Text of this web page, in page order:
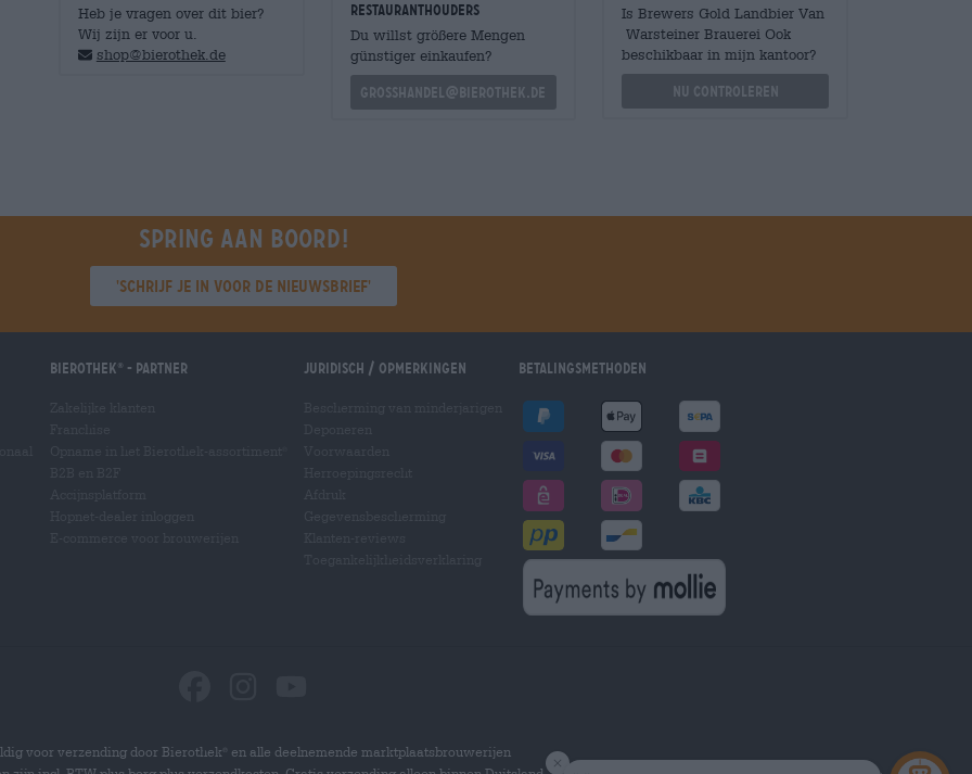
Heb je vragen over dit bier?
Wij zijn er voor u.
shop@bierothek.de
restauranthouders
Du willst größere Mengen
günstiger einkaufen?
grosshandel@bierothek.de
Is Brewers Gold Landbier Van
Warsteiner Brauerei Ook
beschikbaar in mijn kantoor?
Nu controleren
Spring aan boord!
'Schrijf je in voor de nieuwsbrief'
Bierothek - Partner Juridisch / Opmerkingen Betalingsmethoden
voor verzending door Bierothek
en alle deelnemende marktplaatsbrouwerijen